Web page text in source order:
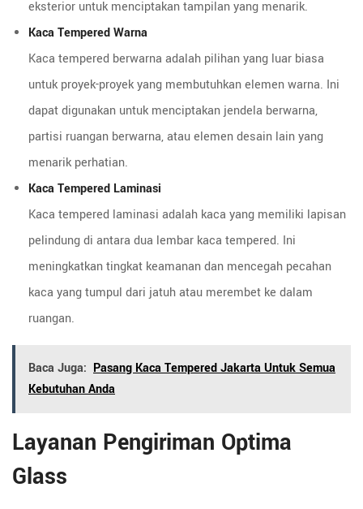
eksterior untuk menciptakan tampilan yang menarik.
Kaca Tempered Warna
Kaca tempered berwarna adalah pilihan yang luar biasa
untuk proyek-proyek yang membutuhkan elemen warna. Ini
dapat digunakan untuk menciptakan jendela berwarna,
partisi ruangan berwarna, atau elemen desain lain yang
menarik perhatian.
Kaca Tempered Laminasi
Kaca tempered laminasi adalah kaca yang memiliki lapisan
pelindung di antara dua lembar kaca tempered. Ini
meningkatkan tingkat keamanan dan mencegah pecahan
kaca yang tumpul dari jatuh atau merembet ke dalam
ruangan.
Baca Juga: Pasang Kaca Tempered Jakarta Untuk Semua
Kebutuhan Anda
Layanan Pengiriman Optima
Glass